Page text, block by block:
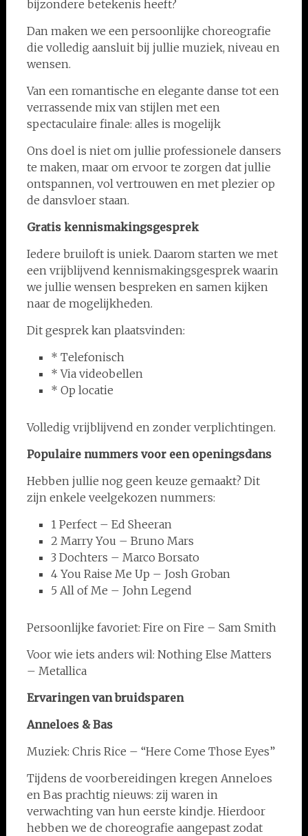
bijzondere betekenis heeft?
Dan maken we een persoonlijke choreografie
die volledig aansluit bij jullie muziek, niveau en
wensen.
Van een romantische en elegante danse tot een
verrassende mix van stijlen met een
spectaculaire finale: alles is mogelijk
Ons doel is niet om jullie professionele dansers
te maken, maar om ervoor te zorgen dat jullie
ontspannen, vol vertrouwen en met plezier op
de dansvloer staan.
Gratis kennismakingsgesprek
Iedere bruiloft is uniek. Daarom starten we met
een vrijblijvend kennismakingsgesprek waarin
we jullie wensen bespreken en samen kijken
naar de mogelijkheden.
Dit gesprek kan plaatsvinden:
* Telefonisch
* Via videobellen
* Op locatie
Volledig vrijblijvend en zonder verplichtingen.
Populaire nummers voor een openingsdans
Hebben jullie nog geen keuze gemaakt? Dit
zijn enkele veelgekozen nummers:
1 Perfect – Ed Sheeran
2 Marry You – Bruno Mars
3 Dochters – Marco Borsato
4 You Raise Me Up – Josh Groban
5 All of Me – John Legend
Persoonlijke favoriet: Fire on Fire – Sam Smith
Voor wie iets anders wil: Nothing Else Matters
– Metallica
Ervaringen van bruidsparen
Anneloes & Bas
Muziek: Chris Rice – “Here Come Those Eyes”
Tijdens de voorbereidingen kregen Anneloes
en Bas prachtig nieuws: zij waren in
verwachting van hun eerste kindje. Hierdoor
hebben we de choreografie aangepast zodat